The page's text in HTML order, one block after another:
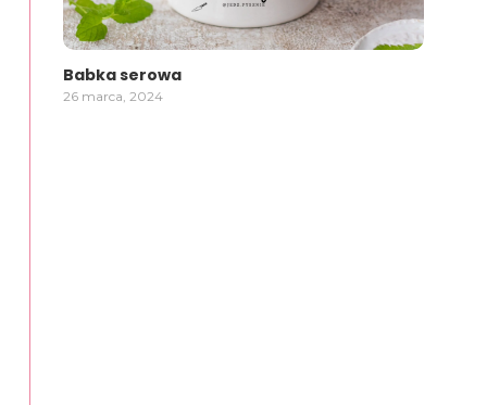
Babka serowa
26 marca, 2024